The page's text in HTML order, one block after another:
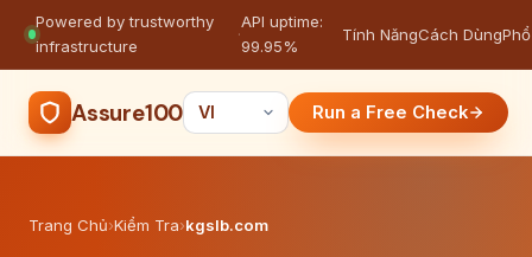
Powered by trustworthy
infrastructure
·
API uptime:
99.95%
Tính NăngCách Dùng
Assure100 Run a Free Check
Trang Chủ›Kiểm Tra›kgslb.com